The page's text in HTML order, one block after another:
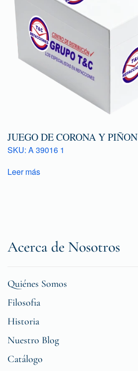
JUEGO DE CORONA Y PIÑON
SKU: A 39016 1
Leer más
Acerca de Nosotros
Quiénes Somos
Filosofia
Historia
Nuestro Blog
Catálogo